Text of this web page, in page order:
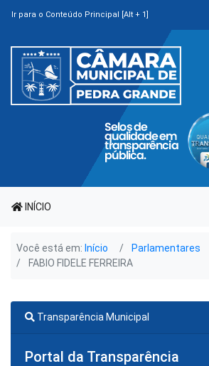
Ir para o Conteúdo Principal [Alt + 1]
INÍCIO
Você está em: Início
Parlamentares
FABIO FIDELE FERREIRA
Transparência Municipal
Portal da Transparência